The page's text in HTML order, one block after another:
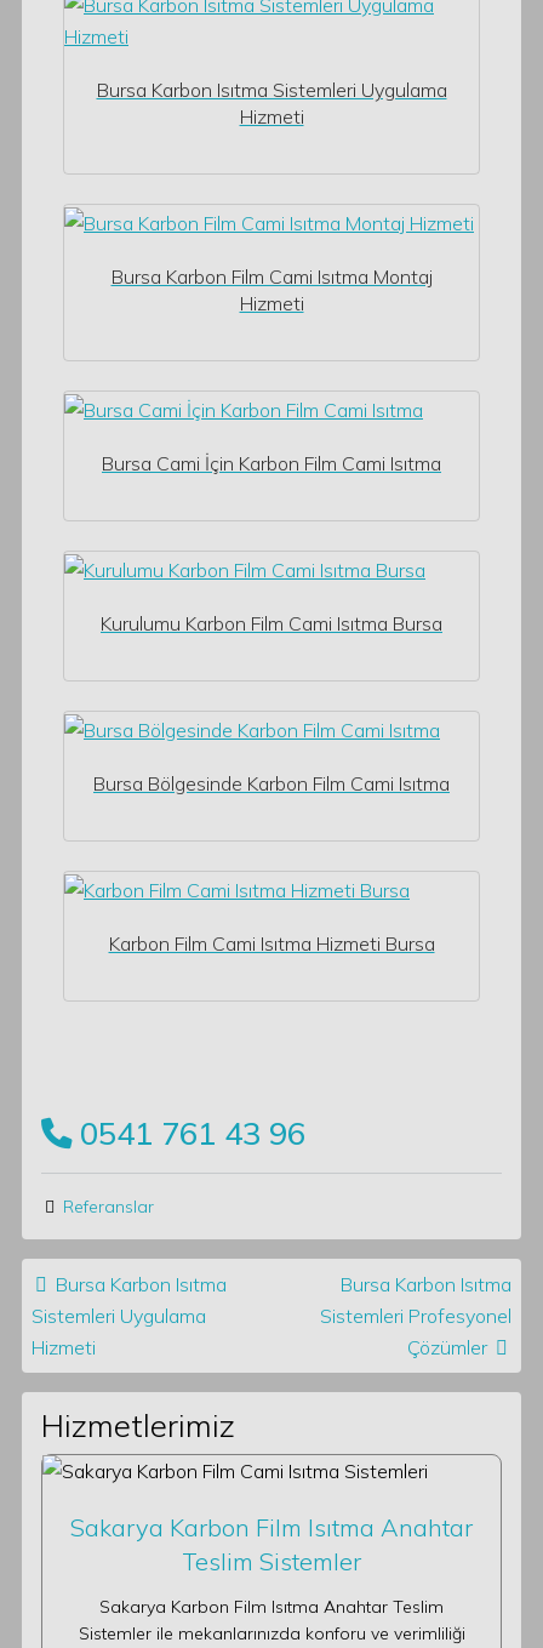
Bursa Karbon Isıtma Sistemleri Uygulama
Hizmeti
Bursa Karbon Film Cami Isıtma Montaj
Hizmeti
Bursa Cami İçin Karbon Film Cami Isıtma
Kurulumu Karbon Film Cami Isıtma Bursa
Bursa Bölgesinde Karbon Film Cami Isıtma
Karbon Film Cami Isıtma Hizmeti Bursa
0541 761 43 96
Referanslar
Post navigation
Bursa Karbon Isıtma
Sistemleri Uygulama
Hizmeti
Bursa Karbon Isıtma
Sistemleri Profesyonel
Çözümler
Hizmetlerimiz
Sakarya Karbon Film Isıtma Anahtar
Teslim Sistemler
Sakarya Karbon Film Isıtma Anahtar Teslim
Sistemler ile mekanlarınızda konforu ve verimliliği